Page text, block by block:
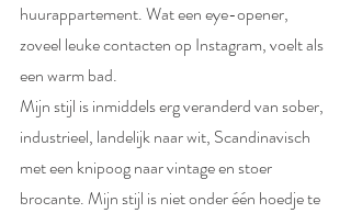
huurappartement. Wat een eye-opener,
zoveel leuke contacten op Instagram, voelt als
een warm bad.
Mijn stijl is inmiddels erg veranderd van sober,
industrieel, landelijk naar wit, Scandinavisch
met een knipoog naar vintage en stoer
brocante. Mijn stijl is niet onder één hoedje te